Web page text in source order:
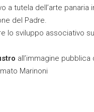
a tutela dell’arte
del Padre.
lo sviluppo associativo
all’immagine
Marinoni